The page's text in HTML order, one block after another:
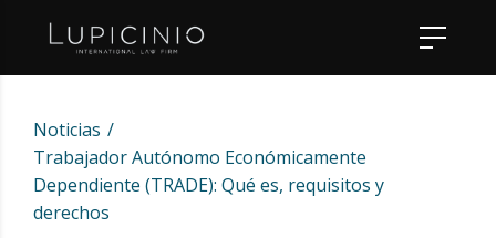
Noticias
Trabajador Autónomo Económicamente
Dependiente (TRADE): Qué es, requisitos y
derechos